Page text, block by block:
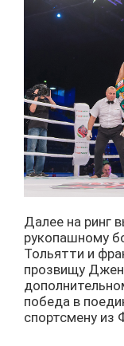
Далее на ринг
рукопашному
Тольятти и
прозвищу
победа в
спортсмену из